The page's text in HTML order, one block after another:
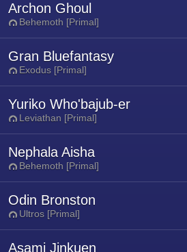
Archon Ghoul
Behemoth [Primal]
Gran Bluefantasy
Exodus [Primal]
Yuriko Who'bajub-er
Leviathan [Primal]
Nephala Aisha
Behemoth [Primal]
Odin Bronston
Ultros [Primal]
Asami Jinkuen